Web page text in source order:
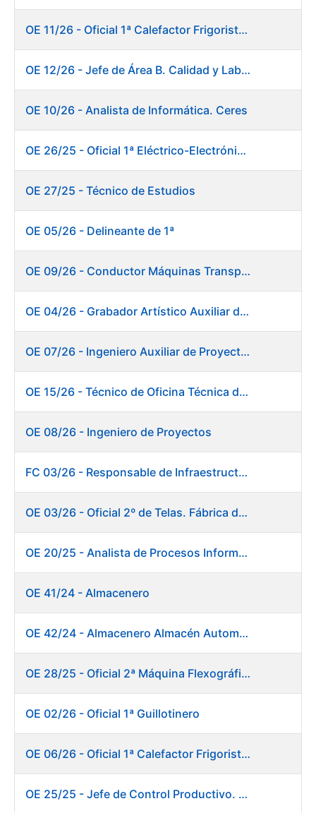
Mostrar/Ocultar
Mostrar/Ocultar
Mostrar/Ocultar
OE 11/26 - Oficial 1ª Calefactor Frigorista. Fábrica de Papel
OE 12/26 - Jefe de Área B. Calidad y Laboratorio
OE 10/26 - Analista de Informática. Ceres
OE 26/25 - Oficial 1ª Eléctrico-Electrónico. Fábrica de Papel
OE 27/25 - Técnico de Estudios
OE 05/26 - Delineante de 1ª
OE 09/26 - Conductor Máquinas Transportadoras Elevadoras. Fábrica de Papel
OE 04/26 - Grabador Artístico Auxiliar de Originales
OE 07/26 - Ingeniero Auxiliar de Proyectos. Ceres
OE 15/26 - Técnico de Oficina Técnica de Producto. Fábrica de Papel
OE 08/26 - Ingeniero de Proyectos
FC 03/26 - Responsable de Infraestructuras de TI
OE 03/26 - Oficial 2º de Telas. Fábrica de Papel
OE 20/25 - Analista de Procesos Informáticos
OE 41/24 - Almacenero
OE 42/24 - Almacenero Almacén Automático
OE 28/25 - Oficial 2ª Máquina Flexográfica y Finalizado
OE 02/26 - Oficial 1ª Guillotinero
OE 06/26 - Oficial 1ª Calefactor Frigorista. Fábrica de Papel
OE 25/25 - Jefe de Control Productivo. Fábrica de Papel